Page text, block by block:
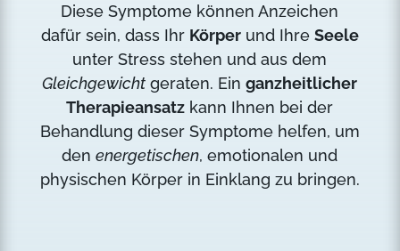
Diese Symptome können Anzeichen
dafür sein, dass Ihr Körperund Ihre Seele
unter Stress stehen und aus dem
Gleichgewicht geraten. Einganzheitlicher
Therapieansatz kann Ihnen bei der
Behandlung dieser Symptome helfen, um
denenergetischen, emotionalen und
physischen Körper in Einklang zu bringen.